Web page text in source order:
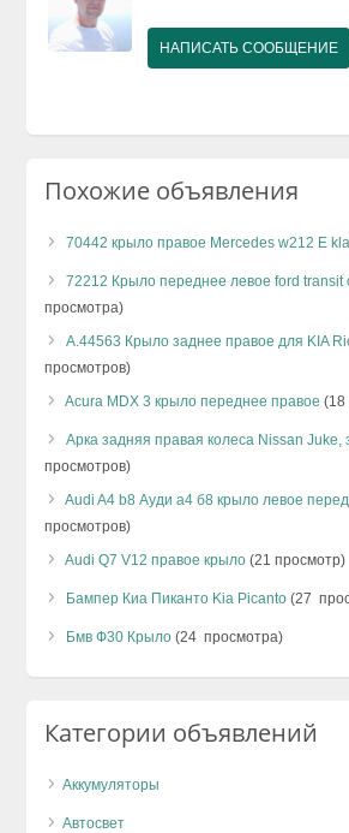
НАПИСАТЬ СООБЩЕНИЕ
Похожие объявления
70442 крыло правое Mercedes w212 E
72212 Крыло переднее левое ford transit
просмотра)
А.44563 Крыло заднее правое для KIA
просмотров)
Acura MDX 3 крыло переднее правое (18
Арка задняя правая колеса Nissan Juke,
просмотров)
Audi A4 b8 Ауди а4 б8 крыло левое
просмотров)
Audi Q7 V12 правое крыло (21 просмотр)
Бампер Киа Пиканто Kia Picanto (27
Бмв Ф30 Крыло (24 просмотра)
Категории объявлений
Аккумуляторы
Автосвет